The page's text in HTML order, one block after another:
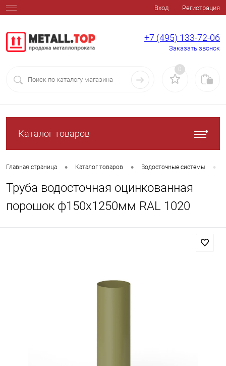
Вход Регистрация
+7 (495) 133-72-06
Заказать звонок
0
Каталог товаров
Главная страница • Каталог товаров • Водосточные системы •
Труба водосточная оцинкованная
порошок ф150х1250мм RAL 1020